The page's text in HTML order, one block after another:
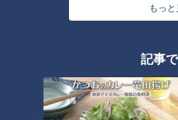
もっ
記事
だ